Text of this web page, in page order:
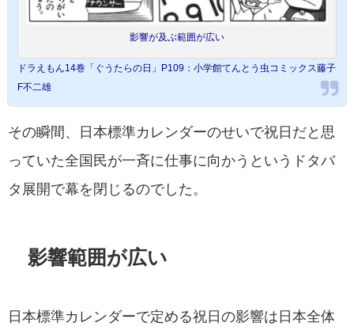
影響が及ぶ範囲が広い
ドラえもん14巻「ぐうたらの日」P109：小学館てんとう虫コミックス藤子
F不二雄
その瞬間、日本標準カレンダーのせいで祝日だと思
っていた全国民が一斉に仕事に向かうというドタバ
タ展開で幕を閉じるのでした。
影響範囲が広い
日本標準カレンダーで定める祝日の影響は日本全体